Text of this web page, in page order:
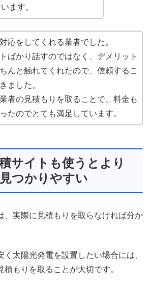
ます。
応をしてくれる業者でした。
ばかり話すのではなく、デメリット
んと触れてくれたので、信頼するこ
ました。
者の見積もりを取ることで、料金も
たのでとても満足しています。
サイトも使うとより
つかりやすい
、実際に見積もりを取らなければ分か
く太陽光発電を設置したい場合には、
積もりを取ることが大切です。